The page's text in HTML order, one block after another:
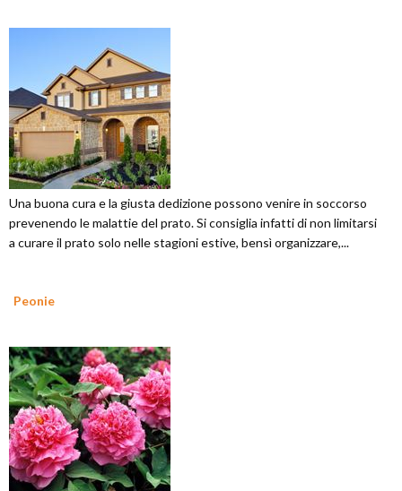
Una buona cura e la giusta dedizione possono venire in soccorso
prevenendo le malattie del prato. Si consiglia infatti di non limitarsi
a curare il prato solo nelle stagioni estive, bensì organizzare,...
Peonie